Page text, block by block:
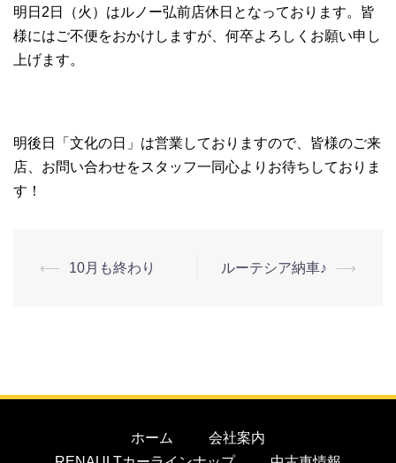
明日2日（火）はルノー弘前店休日となっております。皆
様にはご不便をおかけしますが、何卒よろしくお願い申し
上げます。
明後日「文化の日」は営業しておりますので、皆様のご来
店、お問い合わせをスタッフ一同心よりお待ちしておりま
す！
⟵ 10月も終わり ルーテシア納車♪ ⟶
ホーム
会社案内